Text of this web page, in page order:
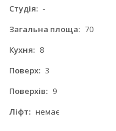
Студія: -
Загальна площа: 70
Кухня: 8
Поверх: 3
Поверхів: 9
Ліфт: немає